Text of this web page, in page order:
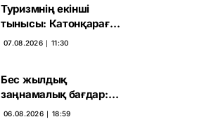
Туризмнің екінші
тынысы: Катонқарағай
мен Марқакөлге
07.08.2026 ∣ 11:30
Бес жылдық
заңнамалық бағдар:
Мелконян Құрылтай
06.08.2026 ∣ 18:59